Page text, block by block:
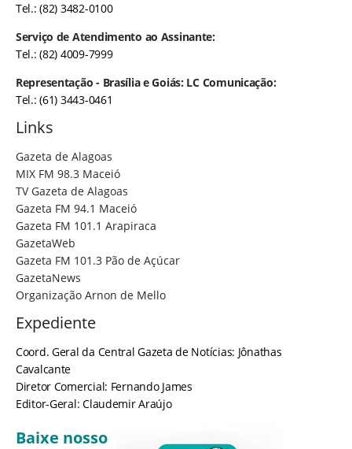
Tel.: (82) 3482-0100
Serviço de Atendimento ao Assinante:
Tel.: (82) 4009-7999
Representação - Brasília e Goiás: LC Comunicação:
Tel.: (61) 3443-0461
Links
Gazeta de Alagoas
MIX FM 98.3 Maceió
TV Gazeta de Alagoas
Gazeta FM 94.1 Maceió
Gazeta FM 101.1 Arapiraca
GazetaWeb
Gazeta FM 101.3 Pão de Açúcar
GazetaNews
Organização Arnon de Mello
Expediente
Coord. Geral da Central Gazeta de Notícias: Jônathas
Cavalcante
Diretor Comercial: Fernando James
Editor-Geral: Claudemir Araújo
Baixe nosso